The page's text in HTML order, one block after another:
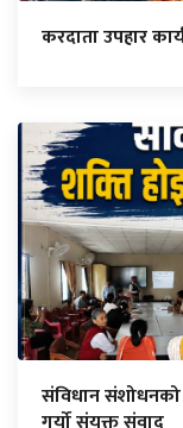
करदाता उपहार
संविधान संशोधनको